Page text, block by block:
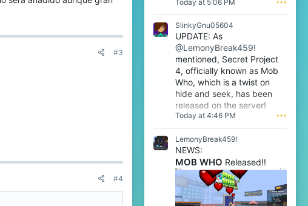
, conseguir nuestra propia
,etc.
con 14 o 12 jugadores
quiere ser original , pero
escrito , es solo uno
#3
#4
o
t
e
n
m
a
e
o
'
s
r
Today at 5:06 PM •••
SlinkyGnu05604
UPDATE: As
@LemonyBreak459!
mentioned, Secret Project
4, officially known as Mob
Who, which is a twist on
hide and seek, has been
released on the server!
Today at 4:46 PM •••
LemonyBreak459!
NEWS:
MOB WHO Released!!